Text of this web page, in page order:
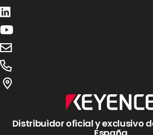
Distribuidor oficial y exclusivo